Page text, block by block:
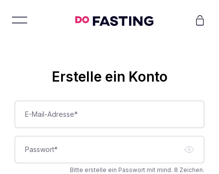
Erstelle ein Konto
E-Mail-Adresse*
Passwort*
Bitte erstelle ein Passwort mit mind. 8 Zeichen.